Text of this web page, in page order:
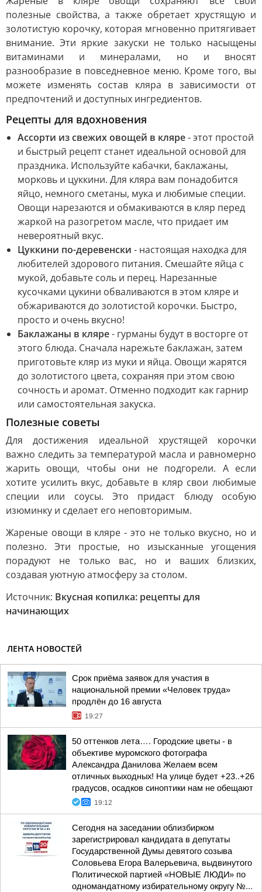
полезные свойства, а также обретает хрустящую и
золотистую корочку, которая мгновенно притягивает
внимание. Эти яркие закуски не только насыщены
витаминами и минералами, но и вносят
разнообразие в повседневное меню. Кроме того, вы
можете изменять состав кляра в зависимости от
предпочтений и доступных ингредиентов.
Рецепты для вдохновения
Ассорти из свежих овощей в кляре- этот простой
и быстрый рецепт станет идеальной основой для
праздника. Используйте кабачки, баклажаны,
морковь и цуккини. Для кляра вам понадобится
яйцо, немного сметаны, мука и любимые специи.
Овощи нарезаются и обмакиваются в кляр перед
жаркой на разогретом масле, что придает им
невероятный вкус.
Цуккини по-деревенски - настоящая находка для
любителей здорового питания. Смешайте яйца с
мукой, добавьте соль и перец. Нарезанные
кусочками цукини обваливаются в этом кляре и
обжариваются до золотистой корочки. Быстро,
просто и очень вкусно!
Баклажаны в кляре- гурманы будут в восторге от
этого блюда. Сначала нарежьте баклажан, затем
приготовьте кляр из муки и яйца. Овощи жарятся
до золотистого цвета, сохраняя при этом свою
сочность и аромат. Отменно подходит как гарнир
или самостоятельная закуска.
Полезные советы
Для достижения идеальной хрустящей корочки
важно следить за температурой масла и равномерно
жарить овощи, чтобы они не подгорели. А если
хотите усилить вкус, добавьте в кляр свои любимые
специи или соусы. Это придаст блюду особую
изюминку и сделает его неповторимым.
Жареные овощи в кляре - это не только вкусно, но и
полезно. Эти простые, но изысканные угощения
порадуют не только вас, но и ваших близких,
создавая уютную атмосферу за столом.
Источник: Вкусная копилка: рецепты для
начинающих
ЛЕНТА НОВОСТЕЙ
Срок приёма заявок для участия в
национальной премии «Человек труда»
продлён до 16 августа
19:27
50 оттенков лета…. Городские цветы - в
объективе муромского фотографа
Александра Данилова Желаем всем
отличных выходных! На улице будет +23..+26
градусов, осадков синоптики нам не обещают
19:12
Сегодня на заседании облизбирком
зарегистрировал кандидата в депутаты
Государственной Думы девятого созыва
Соловьева Егора Валерьевича, выдвинутого
Политической партией «НОВЫЕ ЛЮДИ» по
одномандатному избирательному округу №...